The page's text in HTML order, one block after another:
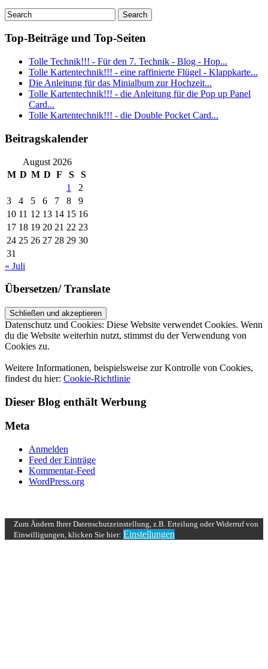
Top-Beiträge und Top-Seiten
Tolle Technik!!! - Für den 7. Technik - Blog - Hop...
Tolle Kartentechnik!!! - eine raffinierte Flügel - Klappkarte...
Die Anleitung für das Minialbum zur Hochzeit...
Tolle Kartentechnik!!! - die Anleitung für die Pop up Panel
Card...
Tolle Kartentechnik!!! - die Double Pocket Card...
Beitragskalender
August 2026
M D M D F S
S
1
2
3
4 5 6 7 8
9
10 11 12 13 14 15 16
17 18 19 20 21 22 23
24 25 26 27 28 29 30
31
« Juli
Übersetzen/ Translate
Datenschutz und Cookies: Diese Website verwendet Cookies. Wenn
du die Website weiterhin nutzt, stimmst du der Verwendung von
Cookies zu.
Weitere Informationen, beispielsweise zur Kontrolle von Cookies,
findest du hier: Cookie-Richtlinie
Dieser Blog enthält Werbung
Meta
Anmelden
Feed der Einträge
Kommentar-Feed
WordPress.org
Zum Ändern Ihrer Datenschutzeinstellung, z.B. Erteilung oder Widerruf von
Einwilligungen, klicken Sie hier: Einstellungen